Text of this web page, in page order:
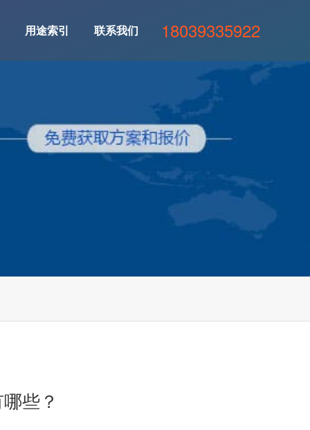
用途索引 联系我们 18039335922
些？